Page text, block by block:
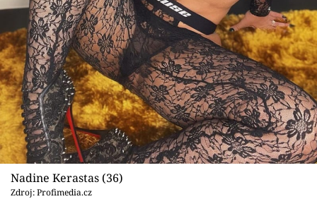
Videa
Sledujte prima+
Přihlášení
Sledujte nás
Nadine Kerastas (36)
Zdroj: Profimedia.cz